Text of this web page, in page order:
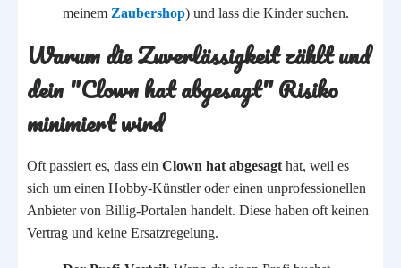
meinem Zaubershop) und lass die Kinder suchen.
Warum die Zuverlässigkeit zählt und
dein "Clown hat abgesagt" Risiko
minimiert wird
Oft passiert es, dass ein Clown hat abgesagt hat, weil es
sich um einen Hobby-Künstler oder einen unprofessionellen
Anbieter von Billig-Portalen handelt. Diese haben oft keinen
Vertrag und keine Ersatzregelung.